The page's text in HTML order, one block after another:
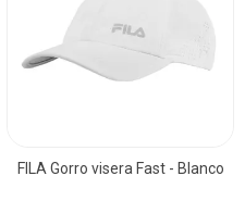
FILA Gorro visera Fast - Blanco